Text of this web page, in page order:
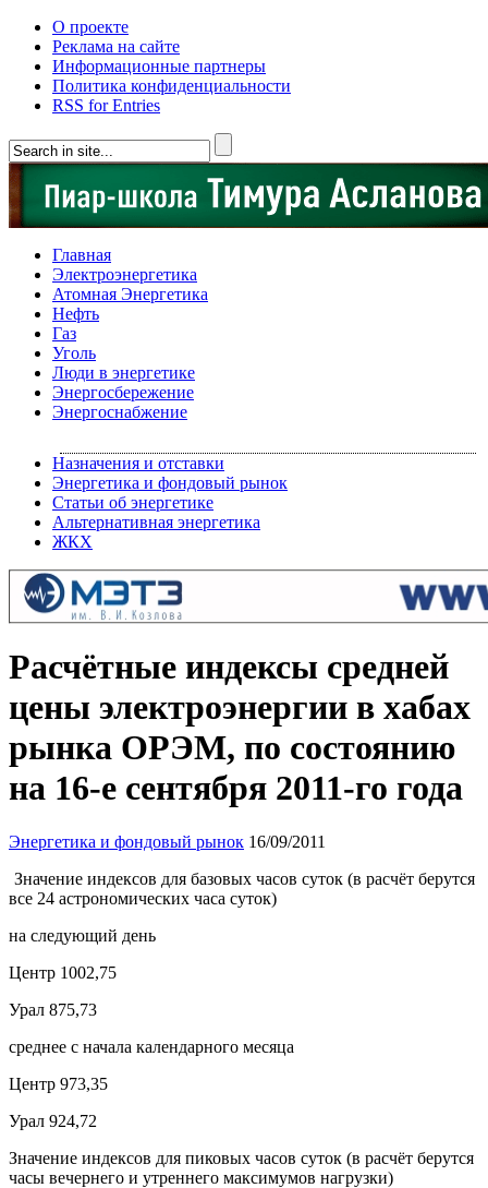
О проекте
Реклама на сайте
Информационные партнеры
Политика конфиденциальности
RSS for Entries
Главная
Электроэнергетика
Атомная Энергетика
Нефть
Газ
Уголь
Люди в энергетике
Энергосбережение
Энергоснабжение
Назначения и отставки
Энергетика и фондовый рынок
Статьи об энергетике
Альтернативная энергетика
ЖКХ
Расчётные индексы средней
цены электроэнергии в хабах
рынка ОРЭМ, по состоянию
на 16-е сентября 2011-го года
Энергетика и фондовый рынок 16/09/2011
Значение индексов для базовых часов суток (в расчёт берутся
все 24 астрономических часа суток)
на следующий день
Центр 1002,75
Урал 875,73
среднее с начала календарного месяца
Центр 973,35
Урал 924,72
Значение индексов для пиковых часов суток (в расчёт берутся
часы вечернего и утреннего максимумов нагрузки)